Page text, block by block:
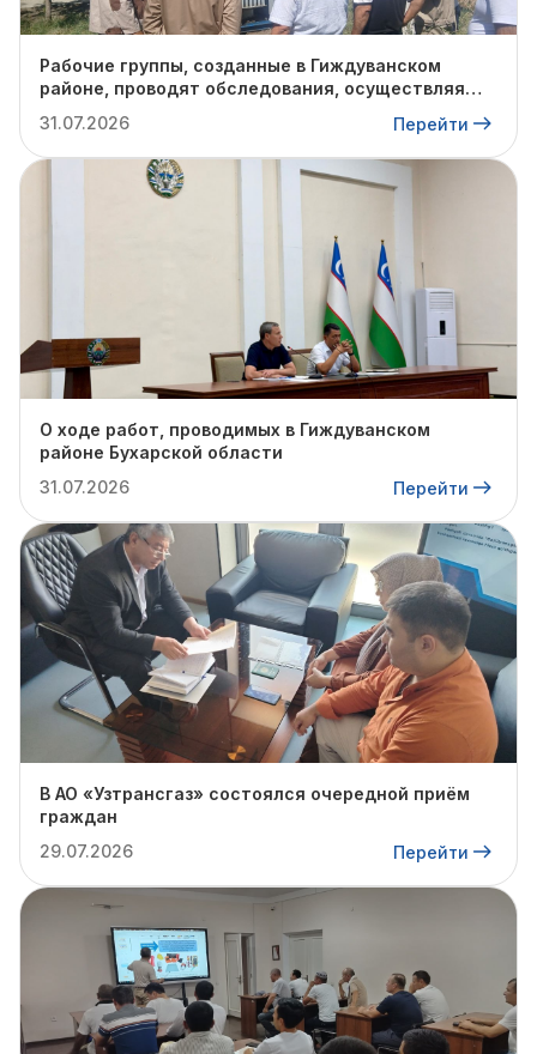
Рабочие группы, созданные в Гиждуванском
районе, проводят обследования, осуществляя
порядке.
31.07.2026 Перейти
О ходе работ, проводимых в Гиждуванском
районе Бухарской области
31.07.2026
Перейти
В АО «Узтрансгаз» состоялся очередной приём
граждан
29.07.2026
Перейти